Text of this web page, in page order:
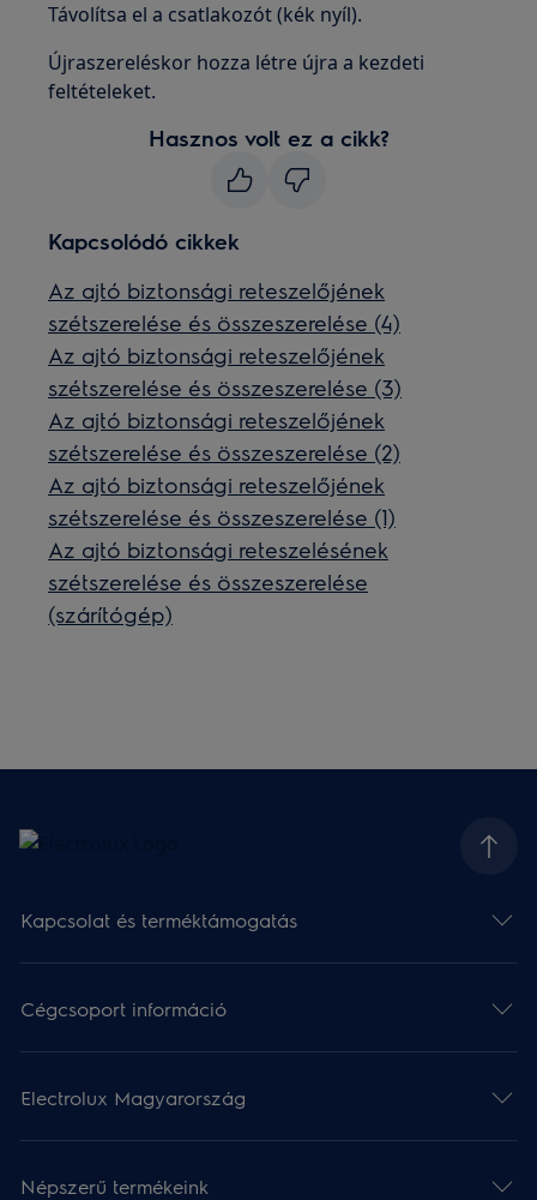
Távolítsa el a csatlakozót (kék nyíl).
Újraszereléskor hozza létre újra a kezdeti
feltételeket.
Hasznos volt ez a cikk?
Kapcsolódó cikkek
Az ajtó biztonsági reteszelőjének
szétszerelése és összeszerelése (4)
Az ajtó biztonsági reteszelőjének
szétszerelése és összeszerelése (3)
Az ajtó biztonsági reteszelőjének
szétszerelése és összeszerelése (2)
Az ajtó biztonsági reteszelőjének
szétszerelése és összeszerelése (1)
Az ajtó biztonsági reteszelésének
szétszerelése és összeszerelése
(szárítógép)
Kapcsolat és terméktámogatás
Cégcsoport információ
Electrolux Magyarország
Népszerű termékeink